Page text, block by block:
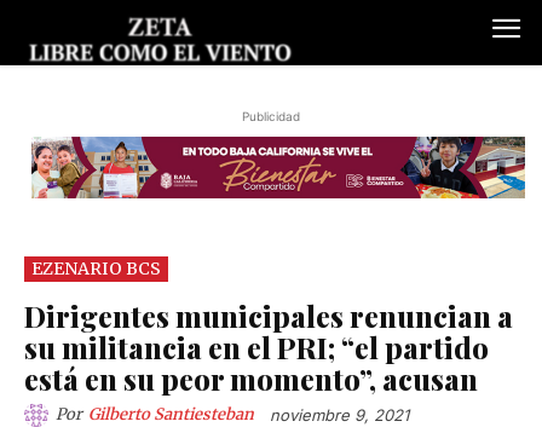
Publicidad
EZENARIO BCS
Dirigentes municipales renuncian a
su militancia en el PRI; “el partido
está en su peor momento”, acusan
Por Gilberto Santiesteban noviembre 9, 2021